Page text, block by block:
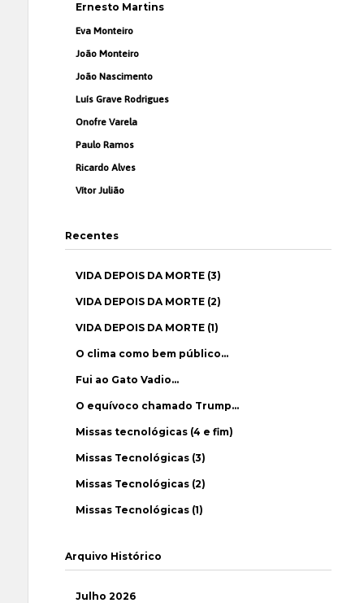
Ernesto Martins
Eva Monteiro
João Monteiro
João Nascimento
Luís Grave Rodrigues
Onofre Varela
Paulo Ramos
Ricardo Alves
Vítor Julião
Recentes
VIDA DEPOIS DA MORTE (3)
VIDA DEPOIS DA MORTE (2)
VIDA DEPOIS DA MORTE (1)
O clima como bem público…
Fui ao Gato Vadio…
O equívoco chamado Trump…
Missas tecnológicas (4 e fim)
Missas Tecnológicas (3)
Missas Tecnológicas (2)
Missas Tecnológicas (1)
Arquivo Histórico
Julho 2026